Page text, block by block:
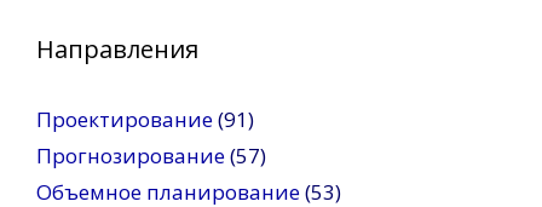
Направления
Проектирование(91)
Прогнозирование(57)
Объемное планирование(53)